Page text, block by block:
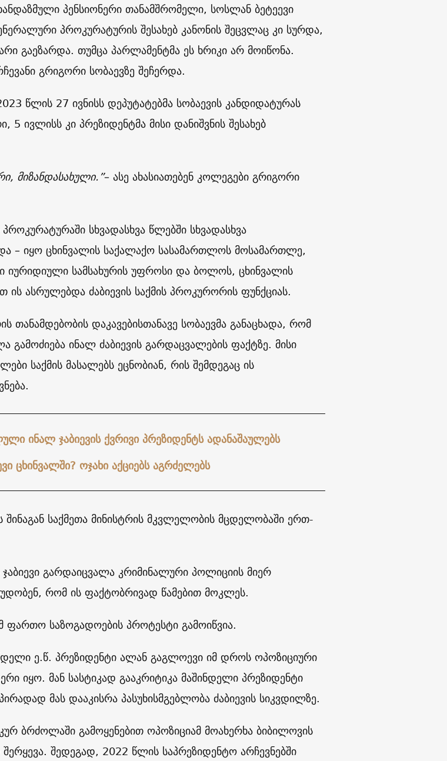
პენსიონერი თანამშრომელი, სოსლან ბეტეევი
პროკურატურის შესახებ კანონის შეცვლაც კი სურდა,
გაეზარდა. თუმცა პარლამენტმა ეს ხრიკი არ მოიწონა.
გრიგორი სობაევზე შეჩერდა.
წლის 27 ივნისს დეპუტატებმა სობაევის კანდიდატურას
5 ივლისს კი პრეზიდენტმა მისი დანიშვნის შესახებ
მიზანდასახული.”– ასე ახასიათებენ კოლეგები გრიგორი
სხვადასხვა წლებში სხვადასხვა
– იყო ცხინვალის საქალაქო სასამართლოს მოსამართლე,
იურიდიული სამსახურის უფროსი და ბოლოს, ცხინვალის
ასრულებდა ძაბიევის საქმის პროკურორის ფუნქციას.
დაკავებისთანავე სობაევმა განაცხადა, რომ
ინალ ძაბიევის გარდაცვალების ფაქტზე. მისი
საქმის მასალებს ეცნობიან, რის შემდეგაც ის
ინალ ჯაბიევის ქვრივი პრეზიდენტს ადანაშაულებს
ცხინვალში? ოჯახი აქციებს აგრძელებს
შინაგან საქმეთა მინისტრის მკვლელობის მცდელობაში ერთ-
გარდაიცვალა კრიმინალური პოლიციის მიერ
რომ ის ფაქტობრივად წამებით მოკლეს.
ფართო საზოგადოების პროტესტი გამოიწვია.
ე.წ. პრეზიდენტი ალან გაგლოევი იმ დროს ოპოზიციური
იყო. მან სასტიკად გააკრიტიკა მაშინდელი პრეზიდენტი
მას დააკისრა პასუხისმგებლობა ძაბიევის სიკვდილზე.
ბრძოლაში გამოყენებით ოპოზიციამ მოახერხა ბიბილოვის
შედეგად, 2022 წლის საპრეზიდენტო არჩევნებში